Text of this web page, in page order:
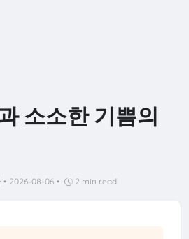
소소한 기쁨의
• 2026-08-06 • 2 min read